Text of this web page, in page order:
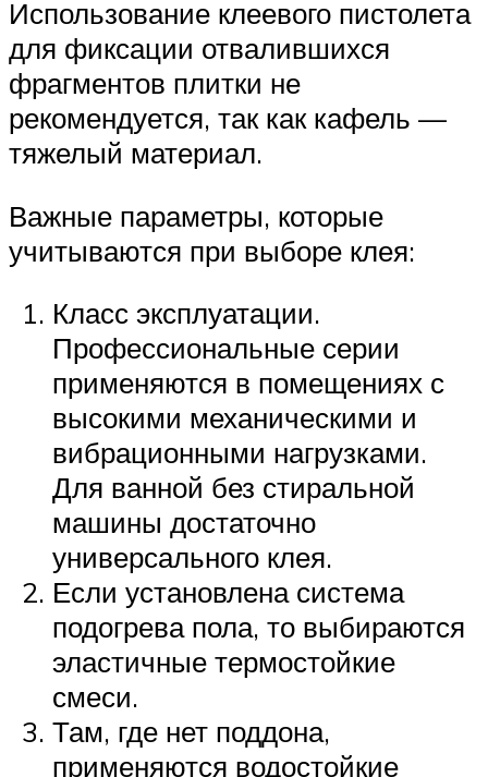
Использование клеевого пистолета
для фиксации отвалившихся
фрагментов плитки не
рекомендуется, так как кафель —
тяжелый материал.
Важные параметры, которые
учитываются при выборе клея:
Класс эксплуатации.
Профессиональные серии
применяются в помещениях с
высокими механическими и
вибрационными нагрузками.
Для ванной без стиральной
машины достаточно
универсального клея.
Если установлена система
подогрева пола, то выбираются
эластичные термостойкие
смеси.
Там, где нет поддона,
применяются водостойкие